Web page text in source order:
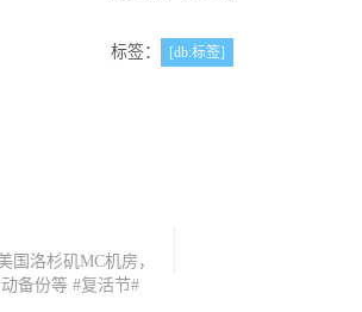
标签： [db:标签]
国洛杉矶MC机房，
备份等 #复活节#